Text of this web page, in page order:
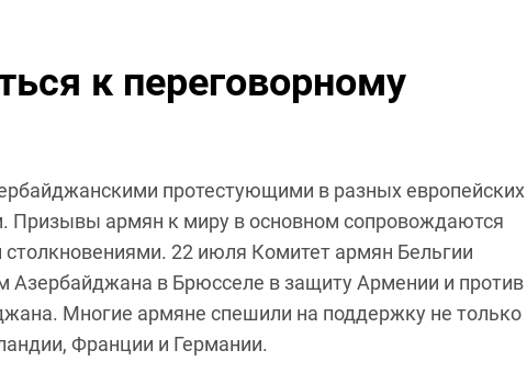
к переговорному
протестующими в разных европейских
Призывы армян к миру в основном сопровождаются
22 июля Комитет армян Бельгии
Азербайджана в Брюсселе в защиту Армении и против
Многие армяне спешили на поддержку не только
Франции и Германии.